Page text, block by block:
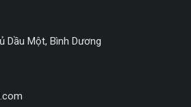
Dầu Một, Bình Dương